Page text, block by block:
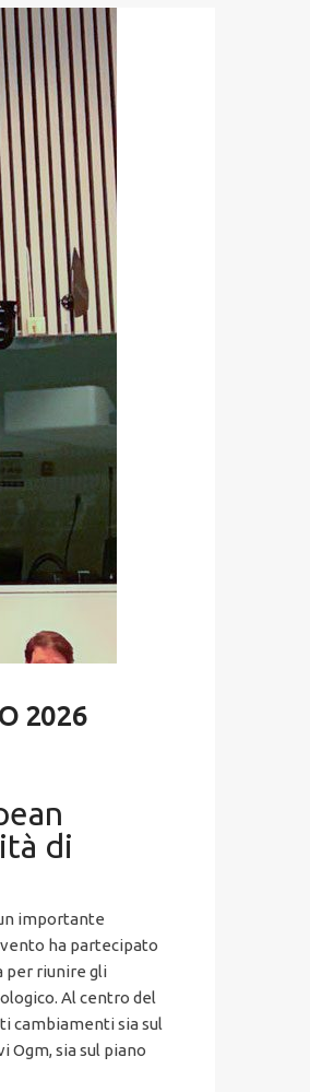
2026
di
importante
ha partecipato
per riunire gli
Al centro del
cambiamenti sia sul
Ogm, sia sul piano